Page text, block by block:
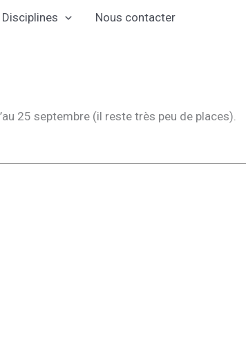
Disciplines Nous contacter
25 septembre (il reste très peu de places).